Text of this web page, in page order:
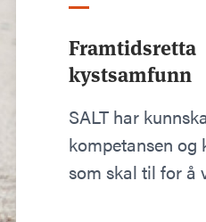
Framtidsretta
kystsamfunn
SALT har
kompetansen og
som skal til for å